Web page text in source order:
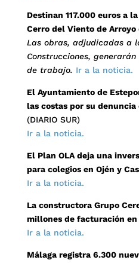
Destinan 117.000 euros a
Cerro del Viento de
Las obras, adjudicadas a
Construcciones,
de trabajo. Ir a la noticia.
El Ayuntamiento de
las costas por su
(DIARIO SUR)
Ir a la noticia.
El Plan OLA deja una
para colegios en Ojén y
Ir a la noticia.
La constructora Grupo
millones de facturación en
Ir a la noticia.
Málaga registra 6.300